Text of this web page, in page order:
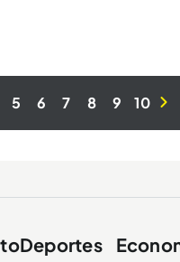
5 6 7 8 9 10
Deportes